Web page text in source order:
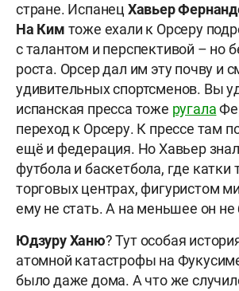
стране. ИспанецХавьер
На Ким тоже ехали к Орсеру
с талантом и перспективой – но
роста. Орсер дал им эту почву и
удивительных спортсменов. Вы
испанская пресса тоже ругала
переход к Орсеру. К прессе там
ещё и федерация. Но Хавьер
футбола и баскетбола, где катки
торговых центрах, фигуристом
ему не стать. А на меньшее он не
Юдзуру Ханю? Тут особая
атомной катастрофы на
было даже дома. А что же